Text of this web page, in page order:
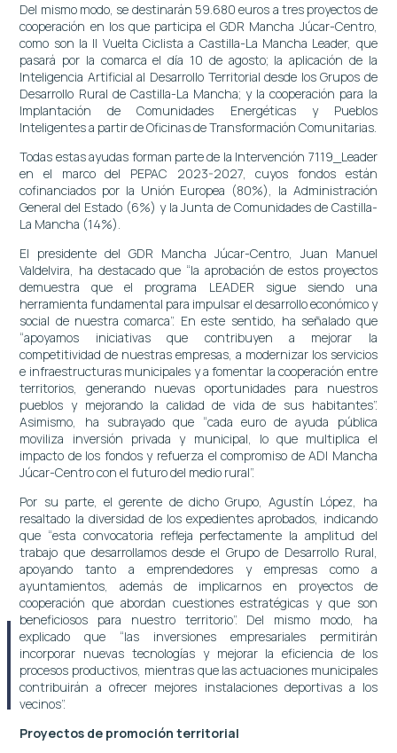
Del mismo modo, se destinarán 59.680 euros a tres proyectos de
cooperación en los que participa el GDR Mancha Júcar-Centro,
como son la II Vuelta Ciclista a Castilla-La Mancha Leader, que
pasará por la comarca el día 10 de agosto; la aplicación de la
Inteligencia Artificial al Desarrollo Territorial desde los Grupos de
Desarrollo Rural de Castilla-La Mancha; y la cooperación para la
Implantación de Comunidades Energéticas y Pueblos
Inteligentes a partir de Oficinas de Transformación Comunitarias.
Todas estas ayudas forman parte de la Intervención 7119_Leader
en el marco del PEPAC 2023-2027, cuyos fondos están
cofinanciados por la Unión Europea (80%), la Administración
General del Estado (6%) y la Junta de Comunidades de Castilla-
La Mancha (14%).
El presidente del GDR Mancha Júcar-Centro, Juan Manuel
Valdelvira, ha destacado que “la aprobación de estos proyectos
demuestra que el programa LEADER sigue siendo una
herramienta fundamental para impulsar el desarrollo económico y
social de nuestra comarca”. En este sentido, ha señalado que
“apoyamos iniciativas que contribuyen a mejorar la
competitividad de nuestras empresas, a modernizar los servicios
e infraestructuras municipales y a fomentar la cooperación entre
territorios, generando nuevas oportunidades para nuestros
pueblos y mejorando la calidad de vida de sus habitantes”.
Asimismo, ha subrayado que “cada euro de ayuda pública
moviliza inversión privada y municipal, lo que multiplica el
impacto de los fondos y refuerza el compromiso de ADI Mancha
Júcar-Centro con el futuro del medio rural”.
Por su parte, el gerente de dicho Grupo, Agustín López, ha
resaltado la diversidad de los expedientes aprobados, indicando
que “esta convocatoria refleja perfectamente la amplitud del
trabajo que desarrollamos desde el Grupo de Desarrollo Rural,
apoyando tanto a emprendedores y empresas como a
ayuntamientos, además de implicarnos en proyectos de
cooperación que abordan cuestiones estratégicas y que son
beneficiosos para nuestro territorio”. Del mismo modo, ha
explicado que “las inversiones empresariales permitirán
incorporar nuevas tecnologías y mejorar la eficiencia de los
procesos productivos, mientras que las actuaciones municipales
contribuirán a ofrecer mejores instalaciones deportivas a los
vecinos”.
Proyectos de promoción territorial